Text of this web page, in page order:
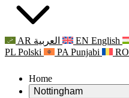
AR العربية EN English
PL Polski PA Punjabi RO
Home
Nottingham